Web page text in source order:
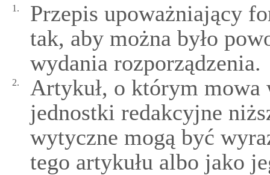
1.
Przepis upoważniający
tak, aby można było
wydania rozporządzenia.
2.
Artykuł, o którym mowa
jednostki redakcyjne
wytyczne mogą być
tego artykułu albo jako